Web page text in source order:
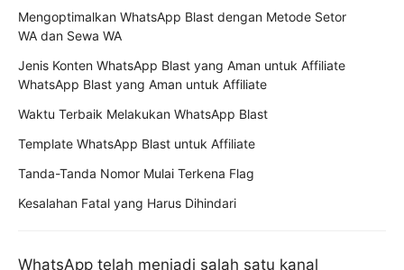
WhatsApp telah menjadi salah satu kanal
Mengoptimalkan WhatsApp Blast dengan Metode Setor
WA dan Sewa WA
Jenis Konten WhatsApp Blast yang Aman untuk Affiliate
WhatsApp Blast yang Aman untuk Affiliate
Waktu Terbaik Melakukan WhatsApp Blast
Template WhatsApp Blast untuk Affiliate
Tanda-Tanda Nomor Mulai Terkena Flag
Kesalahan Fatal yang Harus Dihindari